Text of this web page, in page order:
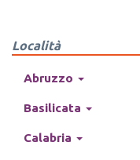
Località
Abruzzo
Basilicata
Calabria